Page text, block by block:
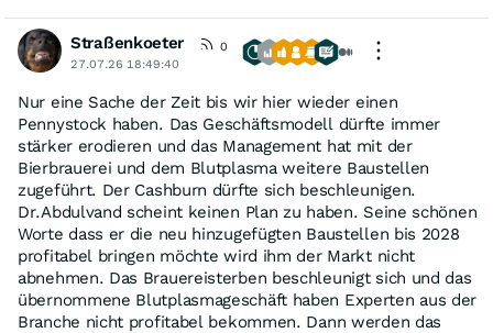
Straßenkoeter
0
27.07.26 18:49:40
Nur eine Sache der Zeit bis wir hier wieder einen
Pennystock haben. Das Geschäftsmodell dürfte immer
stärker erodieren und das Management hat mit der
Bierbrauerei und dem Blutplasma weitere Baustellen
zugeführt. Der Cashburn dürfte sich beschleunigen.
Dr.Abdulvand scheint keinen Plan zu haben. Seine schönen
Worte dass er die neu hinzugefügten Baustellen bis 2028
profitabel bringen möchte wird ihm der Markt nicht
abnehmen. Das Brauereisterben beschleunigt sich und das
übernommene Blutplasmageschäft haben Experten aus der
Branche nicht profitabel bekommen. Dann werden das